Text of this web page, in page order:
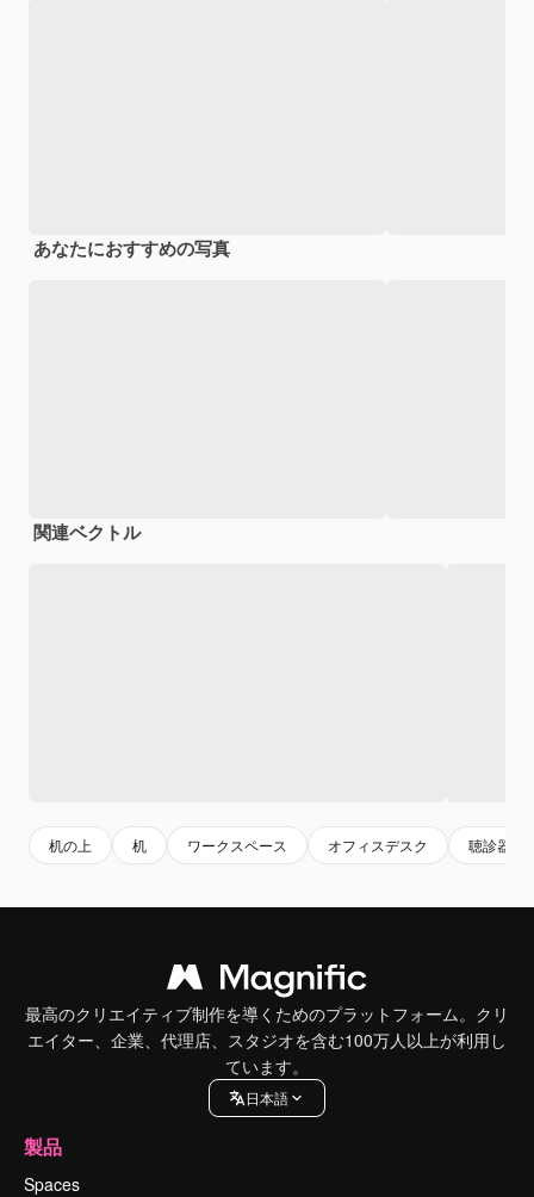
あなたにおすすめの写真
関連ベクトル
机の上 机 ワークスペース オフィスデスク 聴診器
最高のクリエイティブ制作を導くためのプラットフォーム。クリ
エイター、企業、代理店、スタジオを含む100万人以上が利用し
ています。
日本語
製品
Spaces